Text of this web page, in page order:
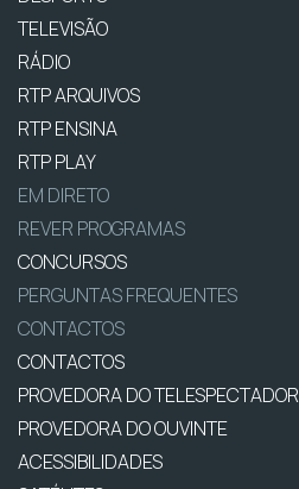
TELEVISÃO
RÁDIO
RTP ARQUIVOS
RTP ENSINA
RTP PLAY
EM DIRETO
REVER PROGRAMAS
CONCURSOS
PERGUNTAS FREQUENTES
CONTACTOS
CONTACTOS
PROVEDORA DO TELESPECTADOR
PROVEDORA DO OUVINTE
ACESSIBILIDADES